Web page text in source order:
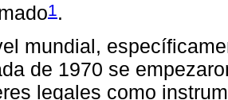
1.
mundial,
de 1970 se
legales como